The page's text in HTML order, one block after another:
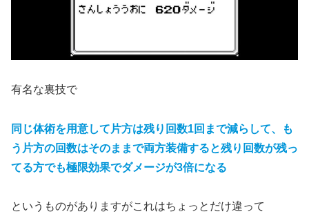
有名な裏技で
同じ体術を用意して片方は残り回数1回まで減らして、も
う片方の回数はそのままで両方装備すると残り回数が残っ
てる方でも極限効果でダメージが3倍になる
というものがありますがこれはちょっとだけ違って